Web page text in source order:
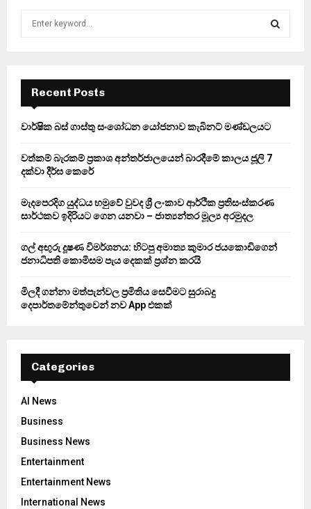
f
r
E
A
Recent Posts
වාර්ෂික බස් ගාස්තු සංශෝධන යෝජනාව කැබිනට් මණ්ඩලයට
වත්කම් බැරකම් ප්‍රකාශ අන්තර්ජාලයෙන් බාරදීමේ කාලය ජූලි 7
දක්වා දීර්ඝ කෙරේ
මැදපෙරදිග යුද්ධය හමුවේ වුවද ශ්‍රී ලංකාව ආර්ථික ප්‍රතිසංස්කරණ
සාර්ථකව ඉදිරියට ගෙන යනවා – ජාත්‍යන්තර මූල්‍ය අරමුදල
ගල් අඟුරු දූෂණ විමර්ශනය: හිටපු අමාත්‍ය කුමාර ජයකොඩිගෙන්
ජනාධිපති කොමිසම පැය දෙකක් ප්‍රශ්න කරයි
මිලදී ගන්නා මත්පැන්වල ප්‍රමිතිය සෙවීමට සුරාබදු
දෙපාර්තමේන්තුවෙන් නව App එකක්
Categories
AI News
Business
Business News
Entertainment
Entertainment News
International News